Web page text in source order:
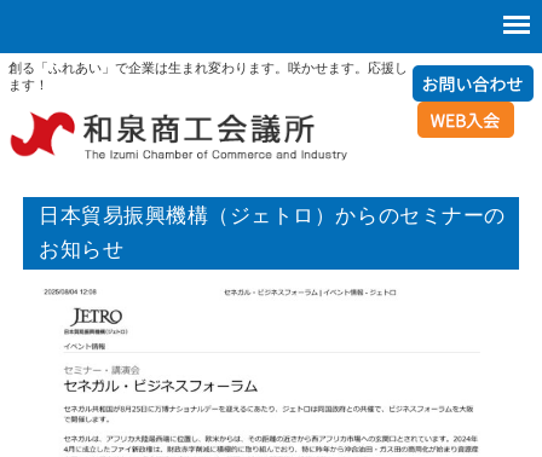
創る「ふれあい」で企業は生まれ変わります。咲かせます。応援し
ます！
日本貿易振興機構（ジェトロ）からのセミナーの
お知らせ